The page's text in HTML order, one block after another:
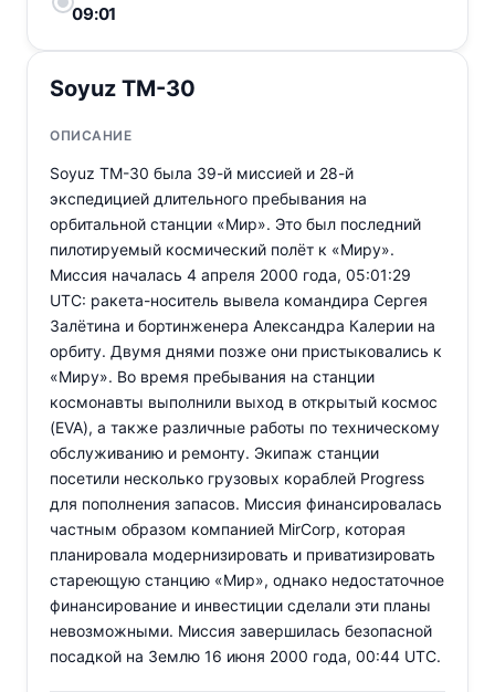
09:01
Soyuz TM-30
ОПИСАНИЕ
Soyuz TM-30 была 39-й миссией и 28-й
экспедицией длительного пребывания на
орбитальной станции «Мир». Это был последний
пилотируемый космический полёт к «Миру».
Миссия началась 4 апреля 2000 года, 05:01:29
UTC: ракета-носитель вывела командира Сергея
Залётинa и бортинженера Александра Калерии на
орбиту. Двумя днями позже они пристыковались к
«Миру». Во время пребывания на станции
космонавты выполнили выход в открытый космос
(EVA), а также различные работы по техническому
обслуживанию и ремонту. Экипаж станции
посетили несколько грузовых кораблей Progress
для пополнения запасов. Миссия финансировалась
частным образом компанией MirCorp, которая
планировала модернизировать и приватизировать
стареющую станцию «Мир», однако недостаточное
финансирование и инвестиции сделали эти планы
невозможными. Миссия завершилась безопасной
посадкой на Землю 16 июня 2000 года, 00:44 UTC.